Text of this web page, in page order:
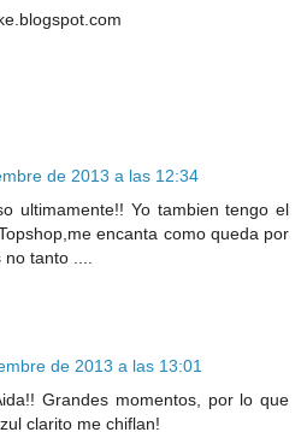
de 2013 a las 12:34
ultimamente!! Yo tambien tengo el
encanta como queda por
no tanto ....
de 2013 a las 13:01
Grandes momentos, por lo que
clarito me chiflan!